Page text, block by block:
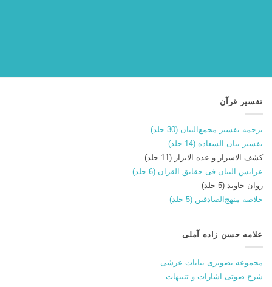
تفسیر قرآن
ترجمه تفسیر مجمع‌البیان (30 جلد)
تفسیر بیان السعاده (14 جلد)
کشف الاسرار و عده الابرار (11 جلد)
عرایس البیان فی حقایق القران (6 جلد)
روان جاوید (5 جلد)
خلاصه منهج‌الصادقین (5 جلد)
علامه حسن زاده آملی
مجموعه تصویری بیانات عرشی
شرح صوتی اشارات و تنبیهات